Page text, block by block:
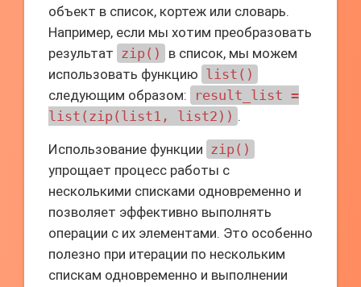
объект в список, кортеж или словарь.
Например, если мы хотим преобразовать
результат zip()
в список, мы можем
использовать функцию list()
следующим образом:
result_list =
list(zip(list1, list2)) .
Использование функции zip()
упрощает процесс работы с
несколькими списками одновременно и
позволяет эффективно выполнять
операции с их элементами. Это особенно
полезно при итерации по нескольким
спискам одновременно и выполнении